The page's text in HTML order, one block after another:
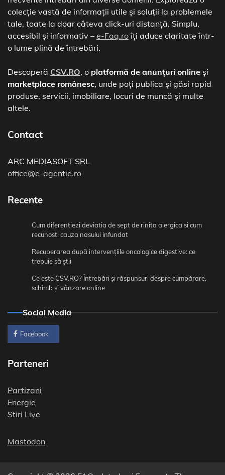
colecție vastă de informații utile și soluții la problemele
tale, toate la doar câteva click-uri distanță. Simplu,
accesibil și informativ – e-Faq.roîți aduce claritate într-
o lume plină de întrebări.
Descoperă CSV.RO, o platformă de anunțuri online și
marketplace românesc, unde poți publica și găsi rapid
produse, servicii, imobiliare, locuri de muncă și multe
altele.
Contact
ARC MEDIASOFT SRL
office@e-agentie.ro
Recente
Cum diferentiezi deviatia de sept de rinita alergica si cum
recunosti cauza nasului infundat
Recuperarea după intervențiile oncologice digestive: ce
trebuie să știi
Ce este CSV.RO? Întrebări și răspunsuri despre cumpărare,
schimb și vânzare online
Social Media
Facebook
Parteneri
Partizani
Energie
Stiri Live
Mastodon